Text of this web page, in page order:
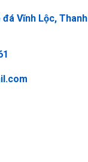
Vĩnh Lộc, Thanh